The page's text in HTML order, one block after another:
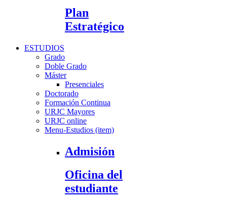
Plan
Estratégico
ESTUDIOS
Grado
Doble Grado
Máster
Presenciales
Doctorado
Formación Continua
URJC Mayores
URJC online
Menu-Estudios (item)
Admisión
Oficina del
estudiante